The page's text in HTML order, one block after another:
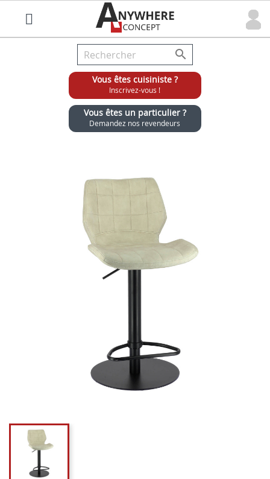

Vous êtes cuisiniste ?
Inscrivez-vous !
Vous êtes un particulier ?
Demandez nos revendeurs